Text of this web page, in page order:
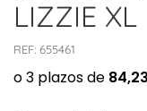
LIZZIE XL
REF: 655461